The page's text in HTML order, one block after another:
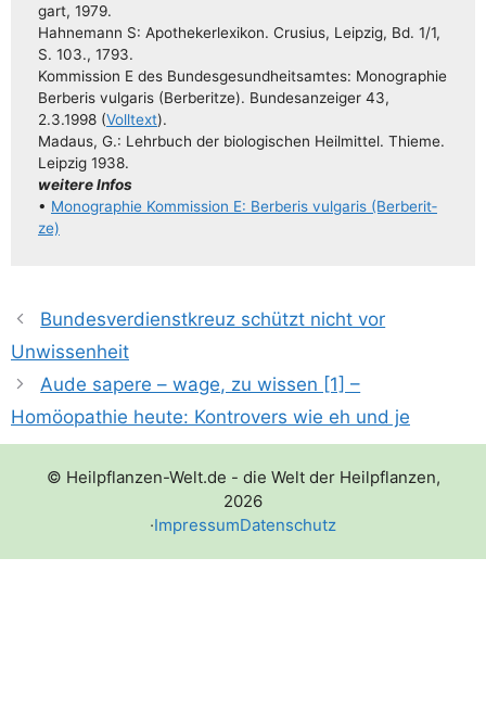
gart, 1979.
Hah­ne­mann S: Apo­the­ker­le­xi­kon. Cru­si­us, Leip­zig, Bd. 1/​​1,
S. 103., 1793.
Kom­mis­si­on E des Bun­des­ge­sund­heits­am­tes: Mono­gra­phie
Ber­be­ris vul­ga­ris (Ber­be­rit­ze). Bun­des­an­zei­ger 43,
2.3.1998 (Voll­text).
Mad­aus, G.: Lehr­buch der bio­lo­gi­schen Heil­mit­tel. Thie­me.
Leip­zig 1938.
wei­te­re Infos
• Mono­gra­phie Kom­mis­si­on E: Ber­be­ris vul­ga­ris (Ber­be­rit­
ze)
Bundesverdienstkreuz schützt nicht vor
Unwissenheit
Aude sapere – wage, zu wissen [1] –
Homöopathie heute: Kontrovers wie eh und je
© Heilpflanzen-Welt.de - die Welt der Heilpflanzen,
2026
·ImpressumDatenschutz